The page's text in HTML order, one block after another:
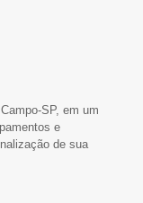
SP, em um
e
de sua